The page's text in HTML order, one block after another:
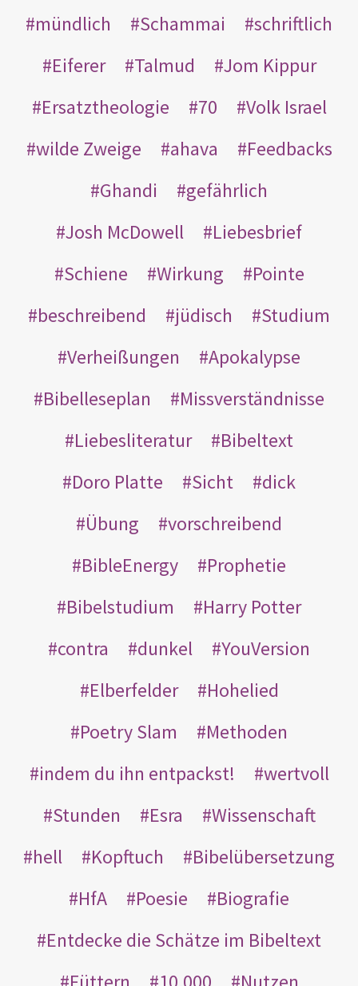
mündlich Schammai
schriftlich
Eiferer
Talmud
Jom Kippur
Ersatztheologie
70
Volk Israel
wilde Zweige
ahava
Feedbacks
Ghandi
gefährlich
Josh McDowell
Liebesbrief
Schiene
Wirkung
Pointe
beschreibend
jüdisch
Studium
Verheißungen
Apokalypse
Bibelleseplan
Missverständnisse
Liebesliteratur
Bibeltext
Doro Platte
Sicht
dick
Übung
vorschreibend
BibleEnergy
Prophetie
Bibelstudium
Harry Potter
contra
dunkel
YouVersion
Elberfelder
Hohelied
Poetry Slam
Methoden
indem du ihn entpackst!
wertvoll
Stunden
Esra
Wissenschaft
hell
Kopftuch
Bibelübersetzung
HfA
Poesie
Biografie
Entdecke die Schätze im Bibeltext